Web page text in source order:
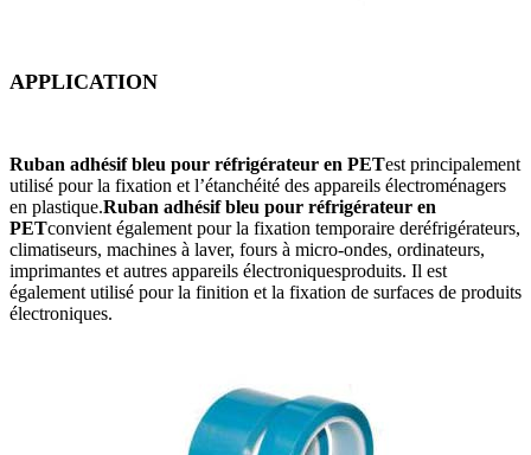
APPLICATION
Ruban adhésif bleu pour réfrigérateur en PETest principalement
utilisé pour la fixation et l’étanchéité des appareils électroménagers
en plastique.Ruban adhésif bleu pour réfrigérateur en
PETconvient également pour la fixation temporaire deréfrigérateurs,
climatiseurs, machines à laver, fours à micro-ondes, ordinateurs,
imprimantes et autres appareils électroniquesproduits. Il est
également utilisé pour la finition et la fixation de surfaces de produits
électroniques.